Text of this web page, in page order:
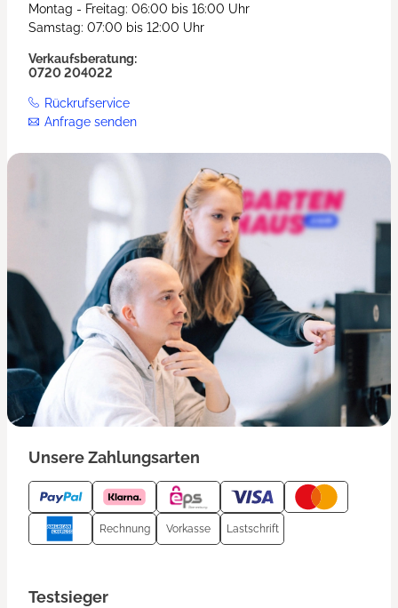
Montag - Freitag: 06:00 bis 16:00 Uhr
Samstag: 07:00 bis 12:00 Uhr
Verkaufsberatung:
0720 204022
Rückrufservice
Anfrage senden
Unsere Zahlungsarten
Rechnung Vorkasse Lastschrift
Testsieger